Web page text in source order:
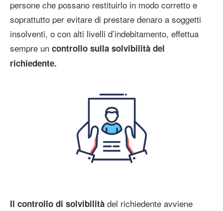
persone che possano restituirlo in modo corretto e
soprattutto per evitare di prestare denaro a soggetti
insolventi, o con alti livelli d’indebitamento, effettua
sempre un controllo sulla solvibilità del
richiedente.
Il controllo di solvibilità del richiedente avviene